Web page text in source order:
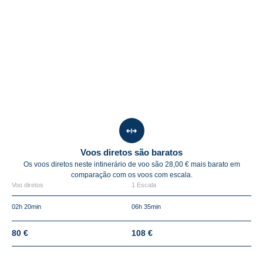
Voos diretos são baratos
Os voos diretos neste intinerário de voo são 28,00 € mais barato em
comparação com os voos com escala.
Voo diretos 1 Escala
02h 20min 06h 35min
80 € 108 €